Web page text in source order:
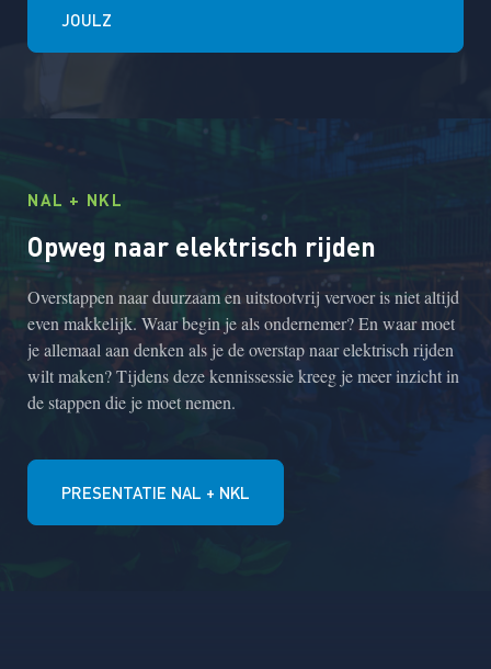
JOULZ
NAL + NKL
Opweg naar elektrisch rijden
Overstappen naar duurzaam en uitstootvrij vervoer is niet altijd
even makkelijk. Waar begin je als ondernemer? En waar moet
je allemaal aan denken als je de overstap naar elektrisch rijden
wilt maken? Tijdens deze kennissessie kreeg je meer inzicht in
de stappen die je moet nemen.
PRESENTATIE NAL + NKL